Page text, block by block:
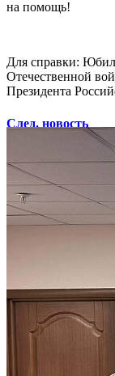
на помощь!
Для справки:
Отечественной
Президента
След. новость
Пред. новость
Наши контакты
111401, г.
+7 (495) 301-
Выделите и
Разделы